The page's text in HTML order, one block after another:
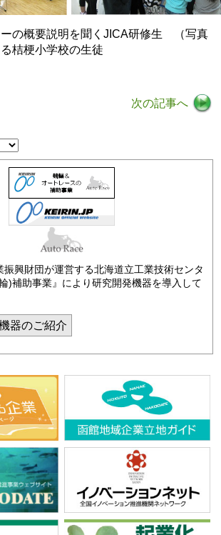
ーの概要説明を聞くJICA研修生 （写真
桔梗小学校の生徒
次の記事へ
興財団が運営する北海道立工業技術センタ
)補助事業』により研究開発機器を導入して
器のご紹介